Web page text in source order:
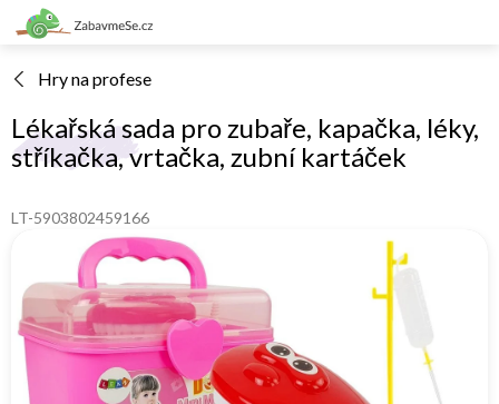
Přejít
na
Hry na profese
Lékařská sada pro zubaře, kapačka, léky,
stříkačka, vrtačka, zubní kartáček
LT-5903802459166